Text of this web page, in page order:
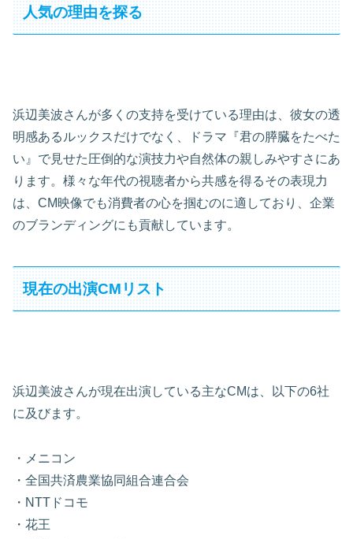
人気の理由を探る
浜辺美波さんが多くの支持を受けている理由は、彼女の透
明感あるルックスだけでなく、ドラマ『君の膵臓をたべた
い』で見せた圧倒的な演技力や自然体の親しみやすさにあ
ります。様々な年代の視聴者から共感を得るその表現力
は、CM映像でも消費者の心を掴むのに適しており、企業
のブランディングにも貢献しています。
現在の出演CMリスト
浜辺美波さんが現在出演している主なCMは、以下の6社
に及びます。
・メニコン
・全国共済農業協同組合連合会
・NTTドコモ
・花王